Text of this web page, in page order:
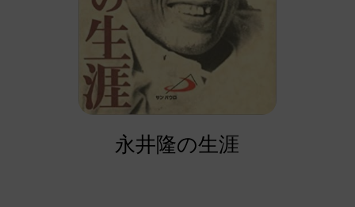
永井隆の生涯